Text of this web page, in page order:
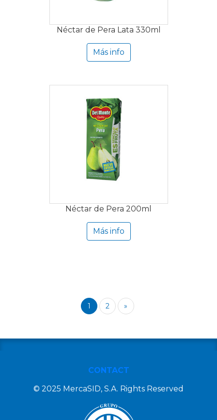
Néctar de Pera Lata 330ml
Más info
Néctar de Pera 200ml
Más info
1 2 »
CONTACT
© 2025 MercaSID, S.A. Rights Reserved